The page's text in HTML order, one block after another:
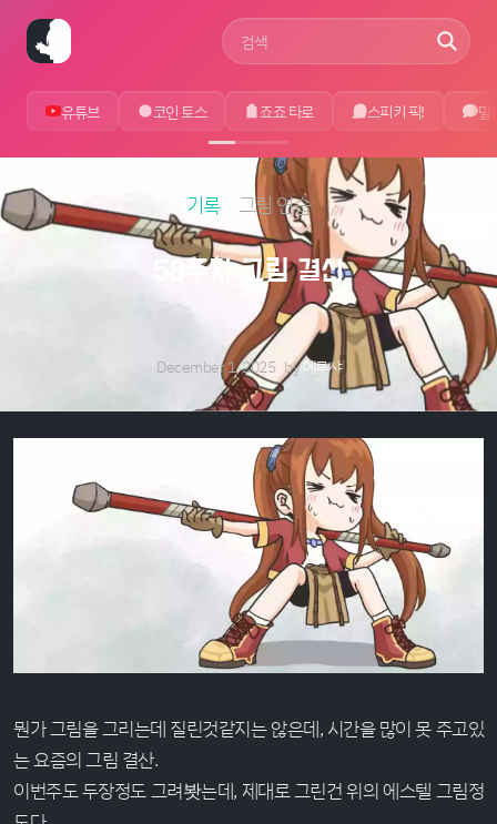
사이트 검색어
유튜브 코인 토스 죠죠 타로 스피키 픽! 말
기록 그림 연습
58주차 그림 결산
December 1, 2025 by에루샤
뭔가 그림을 그리는데 질린것같지는 않은데, 시간을 많이 못 주고있
는 요즘의 그림 결산.
이번주도 두장정도 그려봣는데, 제대로 그린건 위의 에스텔 그림정